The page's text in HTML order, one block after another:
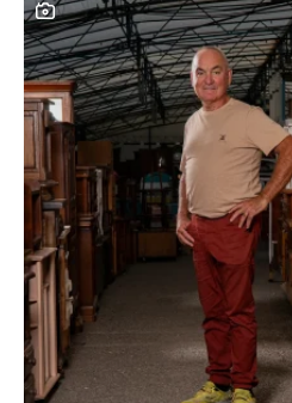
Ce contenu contient une